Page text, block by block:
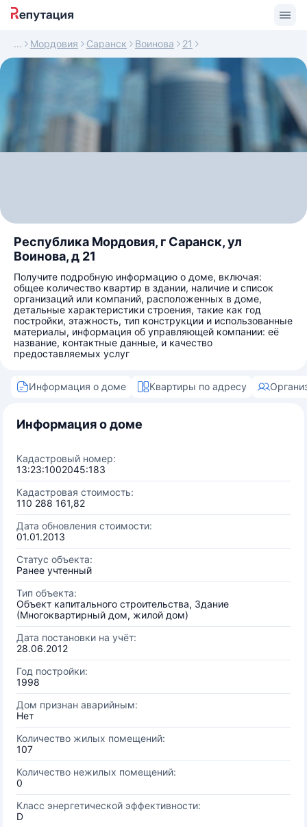
Мордовия Саранск Воинова 21
Республика Мордовия, г Саранск, ул
Воинова, д 21
Получите подробную информацию о доме, включая:
общее количество квартир в здании, наличие и список
организаций или компаний, расположенных в доме,
детальные характеристики строения, такие как год
постройки, этажность, тип конструкции и использованные
материалы, информация об управляющей компании: её
название, контактные данные, и качество
предоставляемых услуг
Информация о доме Квартиры по адресу
Информация о доме
Кадастровый номер:
13:23:1002045:183
Кадастровая стоимость:
110 288 161,82
Дата обновления стоимости:
01.01.2013
Статус объекта:
Ранее учтенный
Тип объекта:
Объект капитального строительства, Здание
(Многоквартирный дом, жилой дом)
Дата постановки на учёт:
28.06.2012
Год постройки:
1998
Дом признан аварийным:
Нет
Количество жилых помещений:
107
Количество нежилых помещений:
0
Класс энергетической эффективности:
D